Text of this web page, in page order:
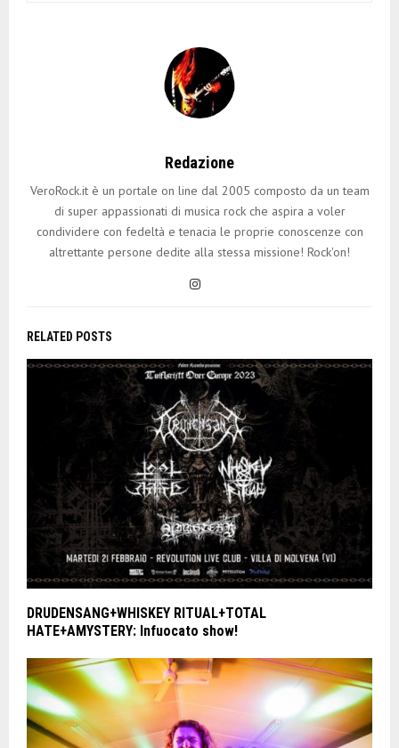
Redazione
VeroRock.it è un portale on line dal 2005 composto da un team
di super appassionati di musica rock che aspira a voler
condividere con fedeltà e tenacia le proprie conoscenze con
altrettante persone dedite alla stessa missione! Rock'on!
RELATED POSTS
DRUDENSANG+WHISKEY RITUAL+TOTAL
HATE+AMYSTERY: Infuocato show!